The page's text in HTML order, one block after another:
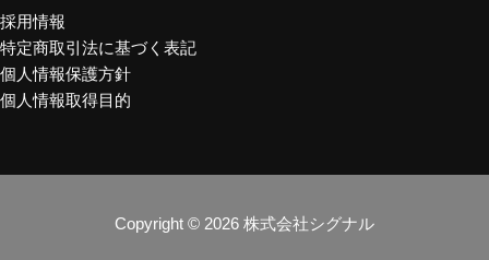
採用情報
特定商取引法に基づく表記
個人情報保護方針
個人情報取得目的
Copyright © 2026 株式会社シグナル